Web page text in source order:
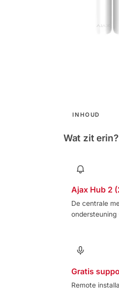
INHOUD
Wat zit erin?
Ajax Hub 2
De centrale
ondersteuning
Gratis
Remote